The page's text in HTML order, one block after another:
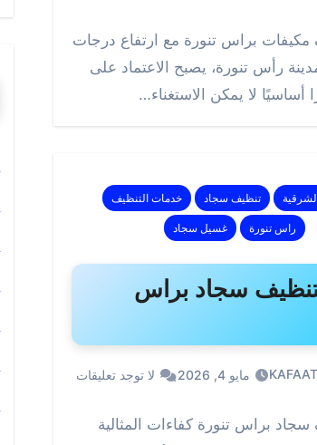
براس تنورة مع ارتفاع درجات
رأس تنورة، يصبح الاعتماد على
أساسيًا لا يمكن الاستغناء…
تنظيف سجاد خدمات التنظيف
راس تنورة غسيل سجاد
سجاد براس
مايو 4, 2026 لا توجد تعليقات
براس تنورة كفاءات المثالية